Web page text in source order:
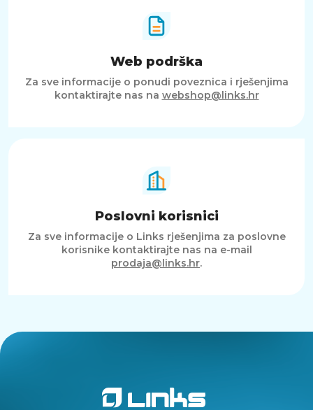
Web podrška
Za sve informacije o ponudi poveznica i rješenjima
kontaktirajte nas na webshop@links.hr
Poslovni korisnici
Za sve informacije o Links rješenjima za poslovne
korisnike kontaktirajte nas na e-mail
prodaja@links.hr.